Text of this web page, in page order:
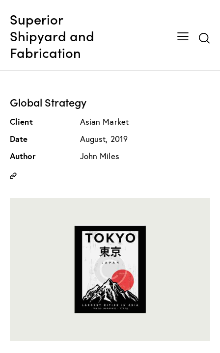
Superior
Shipyard and
Fabrication
Global Strategy
Client
Asian Market
Date
August, 2019
Author
John Miles
Copy
to